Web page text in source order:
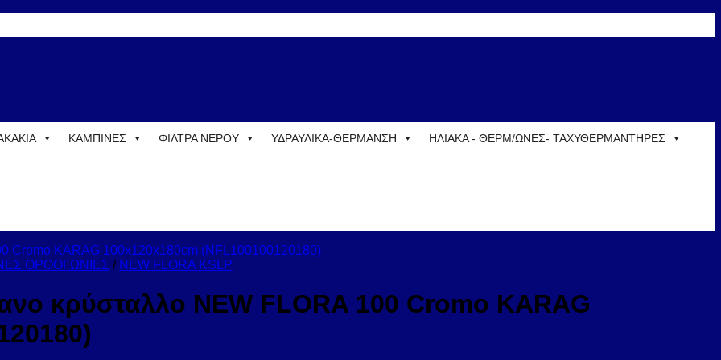
ΚΑΜΠΙΝΕΣ ΦΙΛΤΡΑ ΝΕΡΟΥ ΥΔΡΑΥΛΙΚΑ-ΘΕΡΜΑΝΣΗ ΗΛΙΑΚΑ - ΘΕΡΜ/ΩΝΕΣ- ΤΑΧΥΘΕΡΜΑΝΤΗΡΕΣ
ΟΡΘΟΓΩΝΙΕΣ / NEW FLORA KSLP
κρύσταλλο NEW FLORA 100 Cromo KARAG